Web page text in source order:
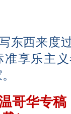
东西来度
享乐主
哥华专